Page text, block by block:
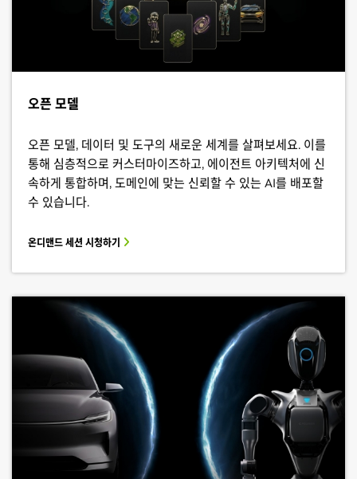
오픈 모델
오픈 모델, 데이터 및 도구의 새로운 세계를 살펴보세요. 이를
통해 심층적으로 커스터마이즈하고, 에이전트 아키텍처에 신
속하게 통합하며, 도메인에 맞는 신뢰할 수 있는 AI를 배포할
수 있습니다.
온디맨드 세션 시청하기